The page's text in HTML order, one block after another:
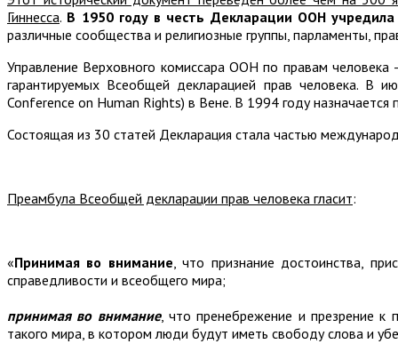
Гиннесса. В 1950 году в честь Декларации ООН
различные сообщества и религиозные группы, парламенты,
Управление Верховного комиссара ООН по правам
гарантируемых Всеобщей декларацией прав человека. В
Conference on Human Rights) в Вене. В 1994 году
Состоящая из 30 статей Декларация стала частью
Преамбула Всеобщей декларации прав человека гласит:
«Принимая во внимание, что признание достоинства,
справедливости и всеобщего мира;
принимая во внимание, что пренебрежение и презрение к
такого мира, в котором люди будут иметь свободу слова и